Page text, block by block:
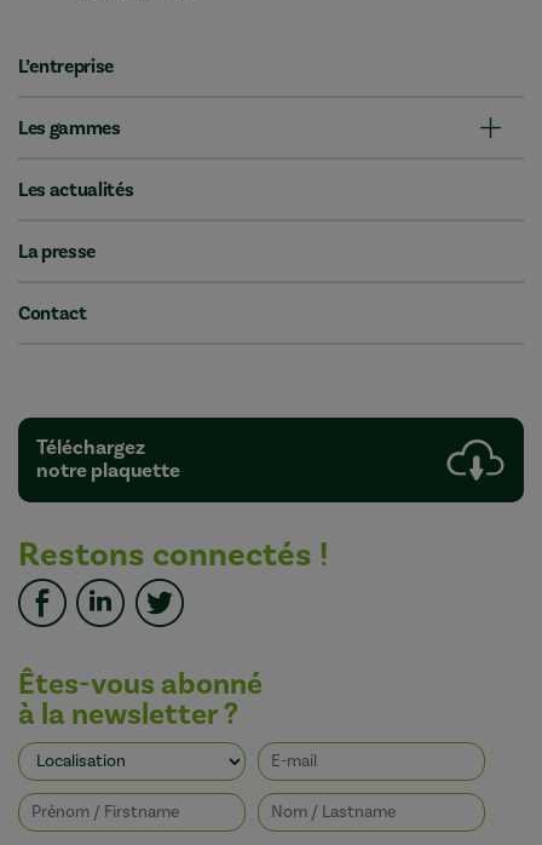
L’entreprise
Les gammes
Les actualités
La presse
Contact
Téléchargez
notre plaquette
Restons connectés !
Êtes-vous abonné
à la newsletter ?